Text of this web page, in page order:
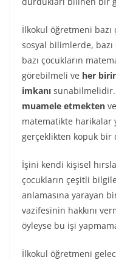
İlkokul öğretmeni bazı
sosyal bilimlerde, bazı
bazı çocukların
görebilmeli ve her
imkanı sunabilmelidir.
muamele etmekten
matematikte harikalar
gerçeklikten kopuk bir
İşini kendi kişisel
çocukların çeşitli
anlamasına yarayan
vazifesinin hakkını
öyleyse bu işi
İlkokul öğretmeni